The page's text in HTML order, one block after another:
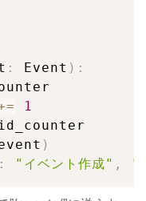
: Event ) :
1
)
: "イベント作成" ,